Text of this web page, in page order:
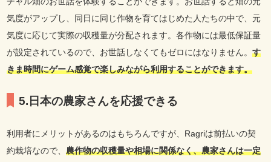
気度がアップし、同日に同じ作物を育てはじめた人たちの中で、元
気度に応じて実際の収穫量が分配されます。各作物には最低保証量
が設定されているので、お世話しなくてもゼロにはなりません。す
きま時間にゲーム感覚で楽しみながら利用することができます。
5.日本の農家さんを応援できる
利用者にメリットがあるのはもちろんですが、Ragriは前払いの契
約栽培なので、農作物の収穫量や相場に関係なく、農家さんは一定